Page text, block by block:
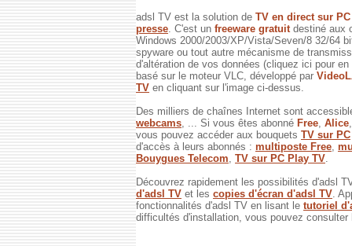
adsl TV est la solution de TV en direct sur
presse . C'est un freeware gratuit destiné aux
Windows 2000/2003/XP/Vista/Seven/8 32/64
spyware ou tout autre mécanisme de
d'altération de vos données (cliquez ici pour
basé sur le moteur VLC, développé par
TV en cliquant sur l'image ci-dessus.
Des milliers de chaînes Internet sont
webcams , ... Si vous êtes abonné Free Alice
vous pouvez accéder aux bouquets TV sur PC
d'accès à leurs abonnés : multiposte Free
Bouygues Telecom TV sur PC Play TV
Découvrez rapidement les possibilités d'adsl
d'adsl TV et les copies d'écran d'adsl TV .
fonctionnalités d'adsl TV en lisant le tutoriel
difficultés d'installation, vous pouvez